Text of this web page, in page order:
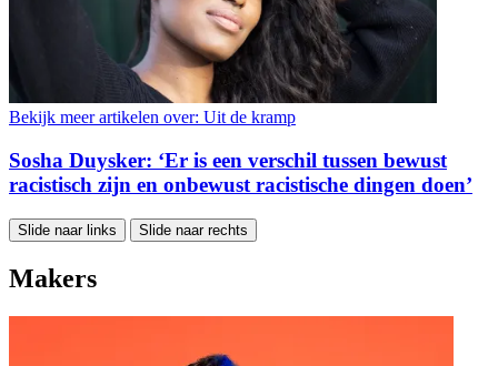
Bekijk meer artikelen over: Uit de kramp
Sosha Duysker: ‘Er is een verschil tussen bewust
racistisch zijn en onbewust racistische dingen doen’
Slide naar links Slide naar rechts
Makers